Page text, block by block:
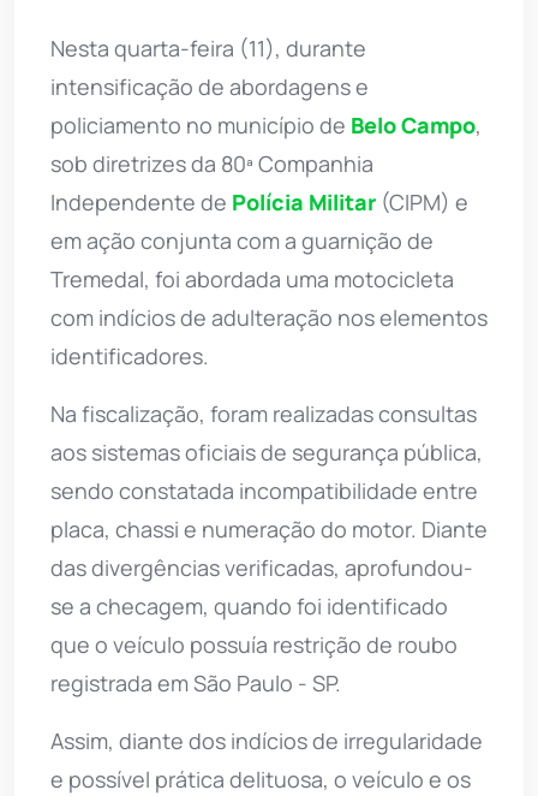
Nesta quarta-feira (11), durante
intensificação de abordagens e
policiamento no município de Belo Campo,
sob diretrizes da 80ª Companhia
Independente de Polícia Militar (CIPM) e
em ação conjunta com a guarnição de
Tremedal, foi abordada uma motocicleta
com indícios de adulteração nos elementos
identificadores.
Na fiscalização, foram realizadas consultas
aos sistemas oficiais de segurança pública,
sendo constatada incompatibilidade entre
placa, chassi e numeração do motor. Diante
das divergências verificadas, aprofundou-
se a checagem, quando foi identificado
que o veículo possuía restrição de roubo
registrada em São Paulo - SP.
Assim, diante dos indícios de irregularidade
e possível prática delituosa, o veículo e os